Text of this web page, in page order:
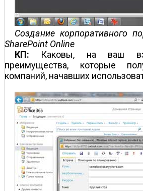
Создание корпоративного
SharePoint Online
КП: Каковы, на ваш
преимущества, которые
компаний, начавших